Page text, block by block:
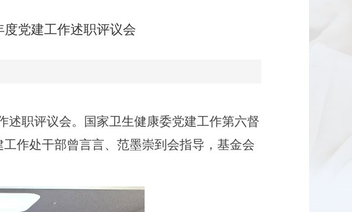
党建工作述职评议会
述职评议会。国家卫生健康委党建工作第六督
作处干部曾言言、范墨崇到会指导， 基金会